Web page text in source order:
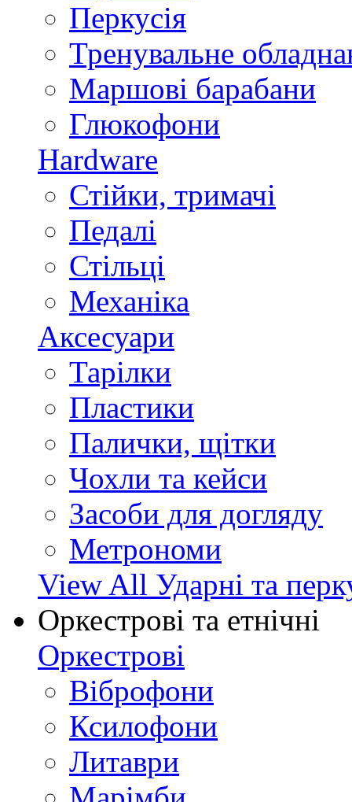
Перкусія
Тренувальне
Маршові барабани
Глюкофони
Hardware
Стійки, тримачі
Педалі
Стільці
Механіка
Аксесуари
Тарілки
Пластики
Палички, щітки
Чохли та кейси
Засоби для догляду
Метрономи
View All Ударні та
Оркестрові та етнічні
Оркестрові
Віброфони
Ксилофони
Литаври